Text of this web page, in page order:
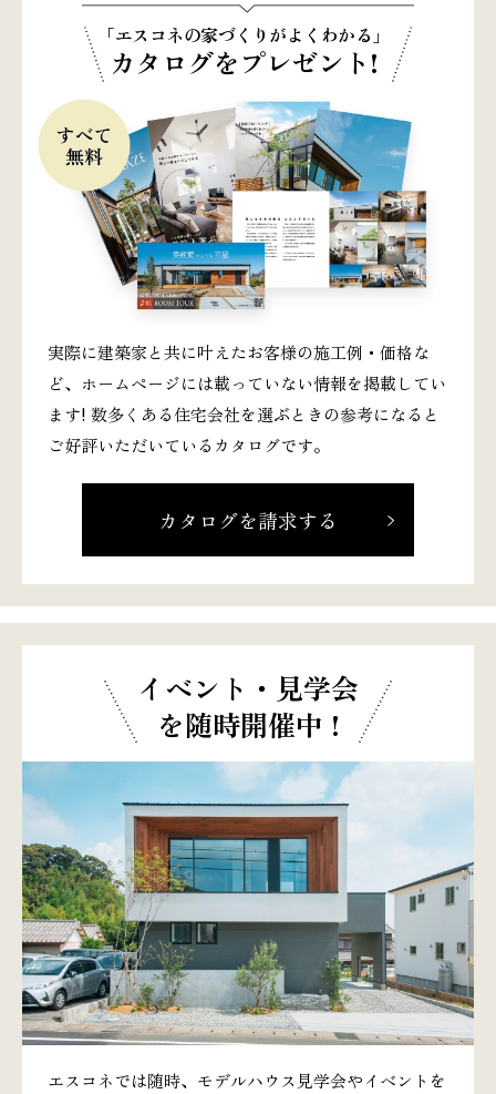
「エスコネの家づくりがよくわかる」
カタログをプレゼント!
実際に建築家と共に叶えたお客様の施工例・価格な
ど、ホームページには載っていない情報を掲載してい
ます! 数多くある住宅会社を選ぶときの参考になると
ご好評いただいているカタログです。
カタログを請求する
イベント・見学会
を随時開催中 !
エスコネでは随時、モデルハウス見学会やイベントを